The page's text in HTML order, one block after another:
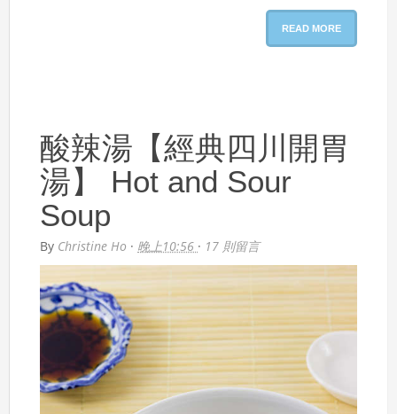
READ MORE
酸辣湯【經典四川開胃
湯】 Hot and Sour
Soup
By Christine Ho · 晚上10:56 · 17 則留言